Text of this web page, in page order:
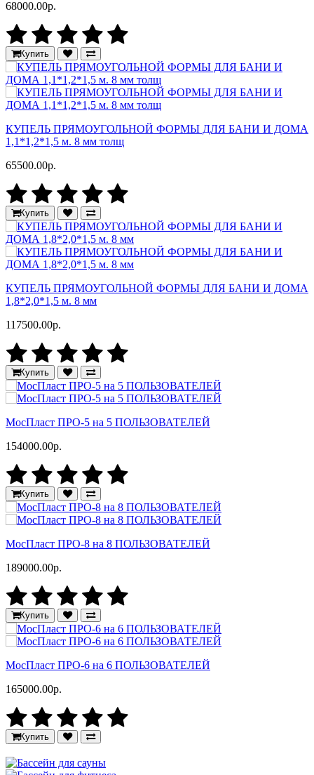
68000.00р.
Купить
КУПЕЛЬ ПРЯМОУГОЛЬНОЙ ФОРМЫ ДЛЯ БАНИ И ДОМА
1,1*1,2*1,5 м. 8 мм толщ
65500.00р.
Купить
КУПЕЛЬ ПРЯМОУГОЛЬНОЙ ФОРМЫ ДЛЯ БАНИ И ДОМА
1,8*2,0*1,5 м. 8 мм
117500.00р.
Купить
МосПласт ПРО‑5 на 5 ПОЛЬЗОВАТЕЛЕЙ
154000.00р.
Купить
МосПласт ПРО-8 на 8 ПОЛЬЗОВАТЕЛЕЙ
189000.00р.
Купить
МосПласт ПРО‑6 на 6 ПОЛЬЗОВАТЕЛЕЙ
165000.00р.
Купить